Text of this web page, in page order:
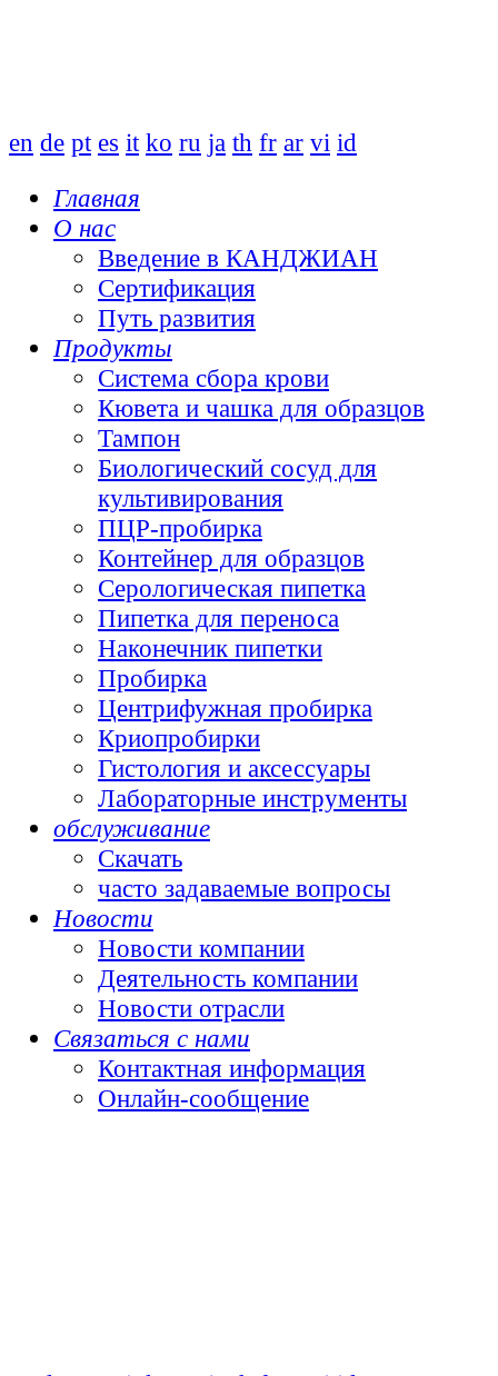
en de pt es it ko ru ja th fr ar vi id
Главная
О нас
Введение в КАНДЖИАН
Сертификация
Путь развития
Продукты
Система сбора крови
Кювета и чашка для образцов
Тампон
Биологический сосуд для
культивирования
ПЦР-пробирка
Контейнер для образцов
Серологическая пипетка
Пипетка для переноса
Наконечник пипетки
Пробирка
Центрифужная пробирка
Криопробирки
Гистология и аксессуары
Лабораторные инструменты
обслуживание
Скачать
часто задаваемые вопросы
Новости
Новости компании
Деятельность компании
Новости отрасли
Связаться с нами
Контактная информация
Онлайн-сообщение